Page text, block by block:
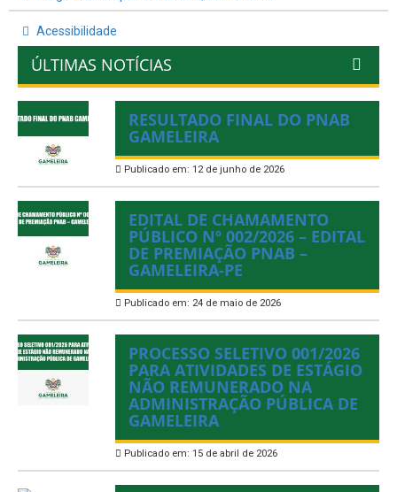
Acessibilidade
ÚLTIMAS NOTÍCIAS
RESULTADO FINAL DO PNAB
GAMELEIRA
Publicado em: 12 de junho de 2026
EDITAL DE CHAMAMENTO
PÚBLICO Nº 002/2026 – EDITAL
DE PREMIAÇÃO PNAB –
GAMELEIRA-PE
Publicado em: 24 de maio de 2026
PROCESSO SELETIVO 001/2026
PARA ATIVIDADES DE ESTÁGIO
NÃO REMUNERADO NA
ADMINISTRAÇÃO PÚBLICA DE
GAMELEIRA
Publicado em: 15 de abril de 2026